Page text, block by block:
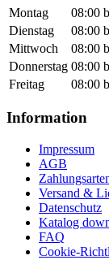
Montag
08:00
Dienstag
08:00
Mittwoch
08:00
Donnerstag 08:00
Freitag
08:00
Information
Impressum
AGB
Versand &
Datenschutz
Katalog
FAQ
Cookie-